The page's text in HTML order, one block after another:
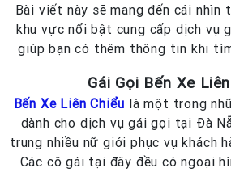
Bài viết này sẽ mang đến cái nhìn
khu vực nổi bật cung cấp dịch vụ
giúp bạn có thêm thông tin khi
Gái Gọi Bến Xe
Bến Xe Liên Chiểu là một trong
dành cho dịch vụ gái gọi tại Đà
trung nhiều nữ giới phục vụ khách
Các cô gái tại đây đều có ngoại